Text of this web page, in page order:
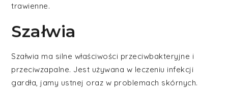
trawienne.
Szałwia
Szałwia ma silne właściwości przeciwbakteryjne i
przeciwzapalne. Jest używana w leczeniu infekcji
gardła, jamy ustnej oraz w problemach skórnych.